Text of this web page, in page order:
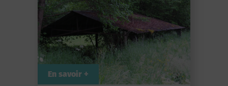
En savoir +